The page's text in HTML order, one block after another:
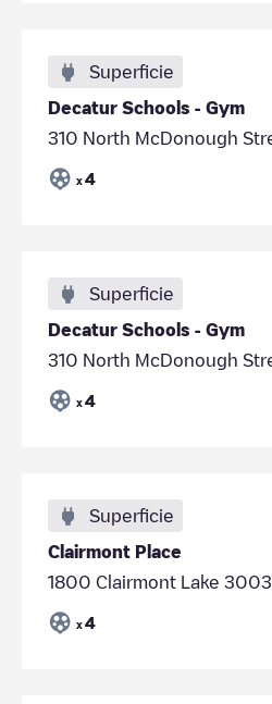
Superficie
Decatur Schools - Gym
310 North McDonough
x 4
Superficie
Decatur Schools - Gym
310 North McDonough
x 4
Superficie
Clairmont Place
1800 Clairmont Lake
x 4